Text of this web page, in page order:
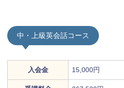
中・上級英会話コース
入会金 15,000円